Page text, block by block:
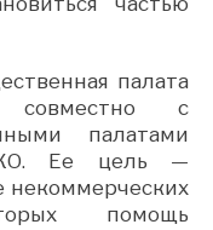
палата
совместно с
палатами
Ее цель —
некоммерческих
помощь